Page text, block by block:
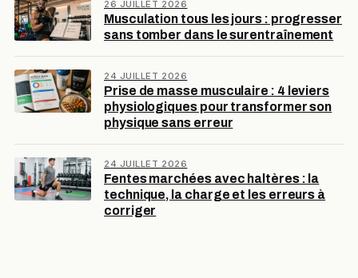
Musculation tous les jours : progresser
sans tomber dans le surentraînement
26 JUILLET 2026
Prise de masse musculaire : 4 leviers
physiologiques pour transformer son
physique sans erreur
24 JUILLET 2026
Fentes marchées avec haltères : la
technique, la charge et les erreurs à
corriger
24 JUILLET 2026